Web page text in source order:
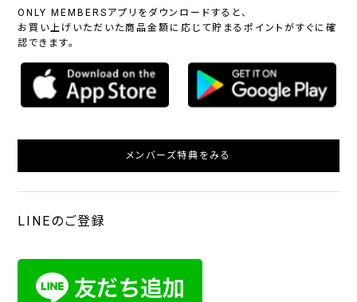
ONLY MEMBERSアプリをダウンロードすると、
お買い上げいただいた商品金額に応じて貯まるポイントがすぐに確
認できます。
メンバーズ特典をみる
LINEのご登録